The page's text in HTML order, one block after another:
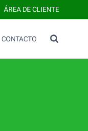
ÁREA DE CLIENTE
CONTACTO